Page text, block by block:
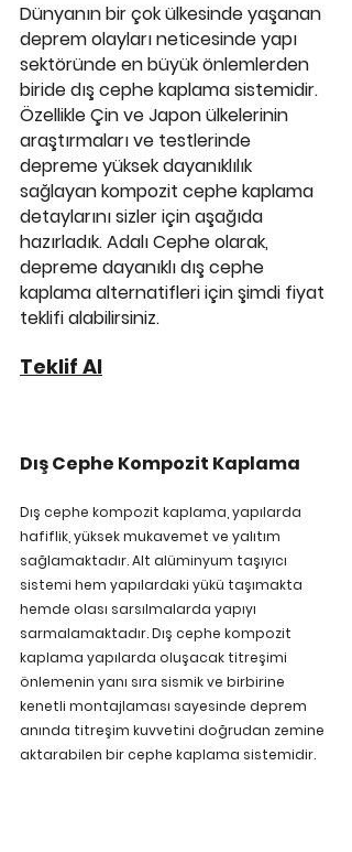
Dünyanın bir çok ülkesinde yaşanan
deprem olayları neticesinde yapı
sektöründe en büyük önlemlerden
biride dış cephe kaplama sistemidir.
Özellikle Çin ve Japon ülkelerinin
araştırmaları ve testlerinde
depreme yüksek dayanıklılık
sağlayan kompozit cephe kaplama
detaylarını sizler için aşağıda
hazırladık. Adalı Cephe olarak,
depreme dayanıklı dış cephe
kaplama alternatifleri için şimdi fiyat
teklifi alabilirsiniz.
Teklif Al
Dış Cephe Kompozit Kaplama
Dış cephe kompozit kaplama, yapılarda
hafiflik, yüksek mukavemet ve yalıtım
sağlamaktadır. Alt alüminyum taşıyıcı
sistemi hem yapılardaki yükü taşımakta
hemde olası sarsılmalarda yapıyı
sarmalamaktadır. Dış cephe kompozit
kaplama yapılarda oluşacak titreşimi
önlemenin yanı sıra sismik ve birbirine
kenetli montajlaması sayesinde deprem
anında titreşim kuvvetini doğrudan zemine
aktarabilen bir cephe kaplama sistemidir.